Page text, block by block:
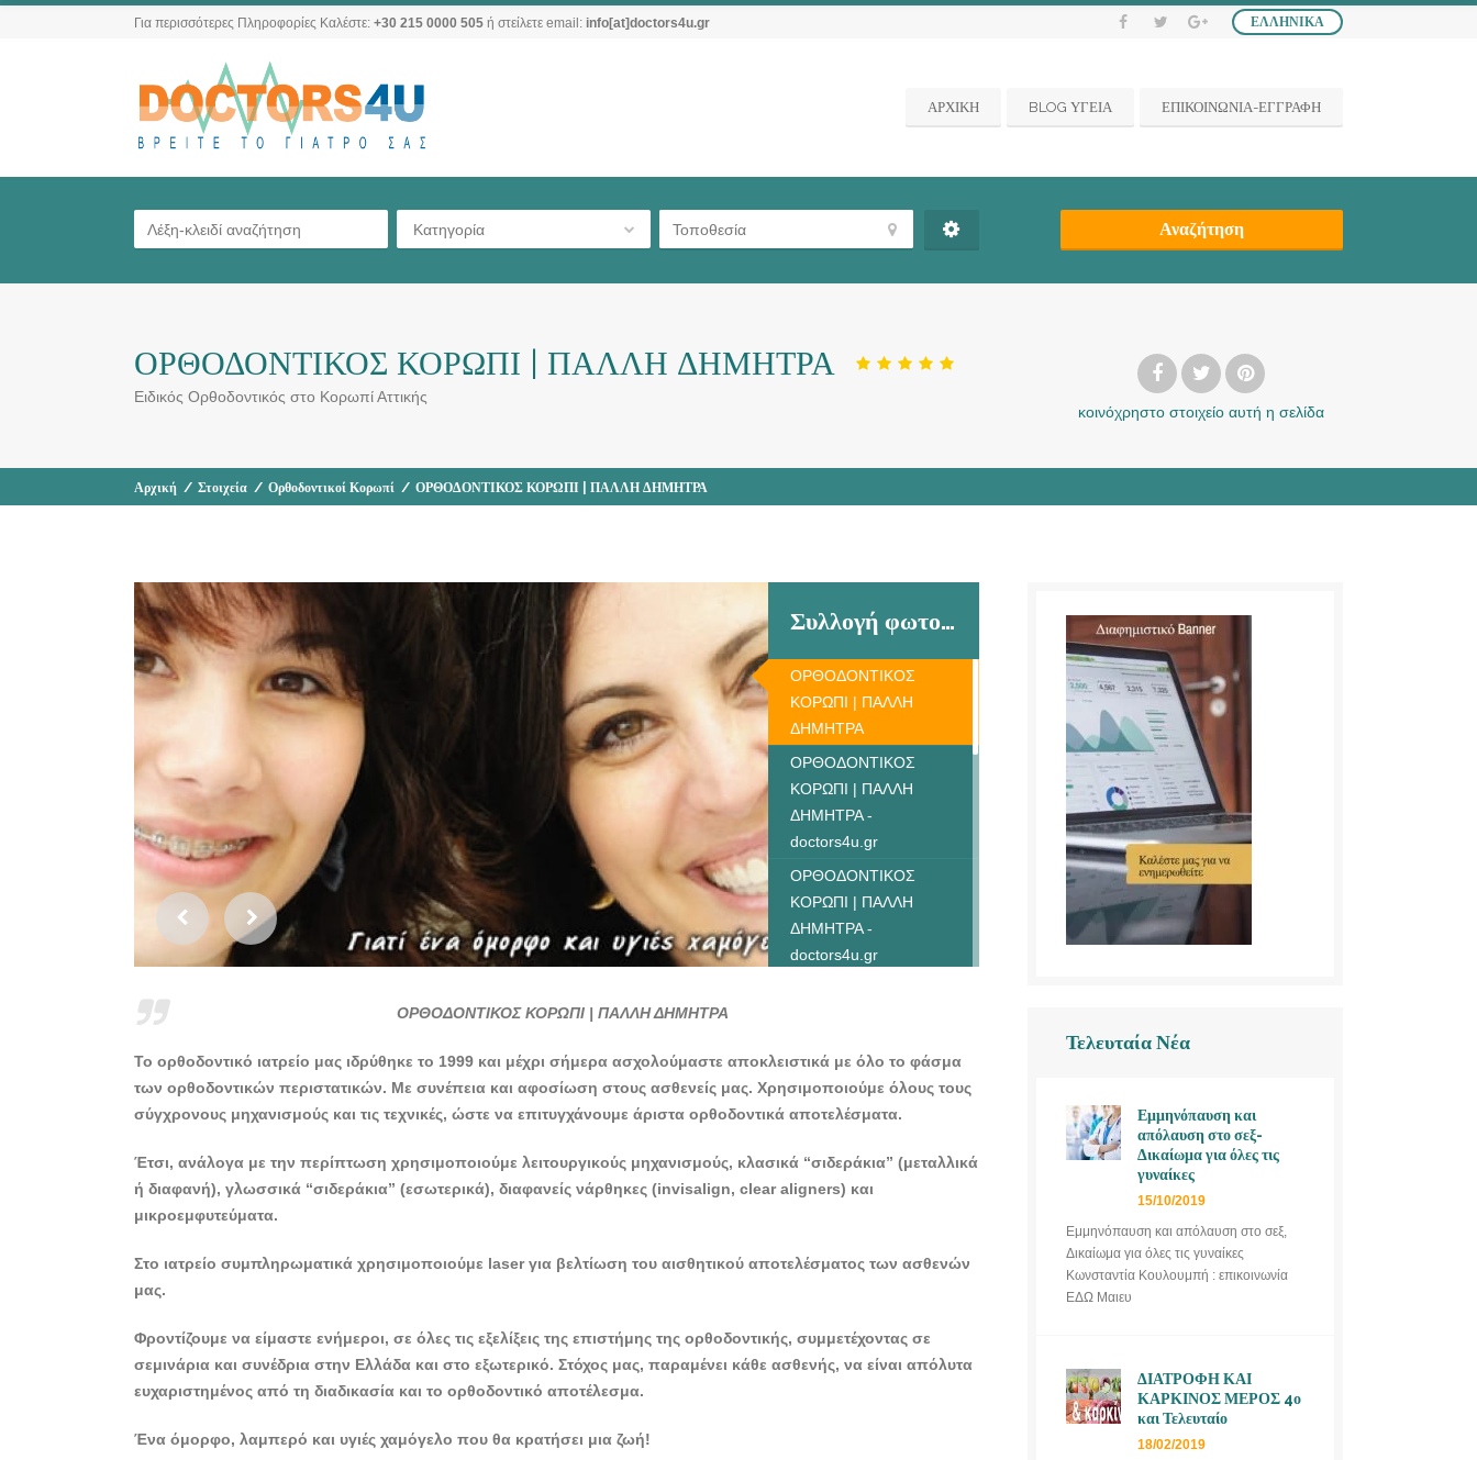
ΕΛΛΗΝΙΚΆ
Για περισσότερες Πληροφορίες Καλέστε: +30 215 0000 505 ή στείλετε email: info[at]doctors4u.gr
ΑΡΧΙΚΗ BLOG ΥΓΕΙΑ ΕΠΙΚΟΙΝΩΝΙΑ-ΕΓΓΡΑΦΗ
Κατηγορία Αναζήτηση
ΟΡΘΟΔΟΝΤΙΚΟΣ ΚΟΡΩΠΙ | ΠΑΛΛΗ ΔΗΜΗΤΡΑ
Ειδικός Ορθοδοντικός στο Κορωπί Αττικής
κοινόχρηστο στοιχείο αυτή η σελίδα
Αρχική / Στοιχεία / Ορθοδοντικοί Κορωπί / ΟΡΘΟΔΟΝΤΙΚΟΣ ΚΟΡΩΠΙ | ΠΑΛΛΗ ΔΗΜΗΤΡΑ
Συλλογή φωτογραφιών
ΟΡΘΟΔΟΝΤΙΚΟΣ
ΚΟΡΩΠΙ | ΠΑΛΛΗ
ΔΗΜΗΤΡΑ
ΟΡΘΟΔΟΝΤΙΚΟΣ
ΚΟΡΩΠΙ | ΠΑΛΛΗ
ΔΗΜΗΤΡΑ -
doctors4u.gr
ΟΡΘΟΔΟΝΤΙΚΟΣ
ΚΟΡΩΠΙ | ΠΑΛΛΗ
ΔΗΜΗΤΡΑ -
doctors4u.gr
doctors4u.gr
ΟΡΘΟΔΟΝΤΙΚΟΣ
ΚΟΡΩΠΙ | ΠΑΛΛΗ
ΔΗΜΗΤΡΑ -
doctors4u.gr
ΔΗΜΗΤΡΑ -
ΟΡΘΟΔΟΝΤΙΚΟΣ
ΚΟΡΩΠΙ | ΠΑΛΛΗ
ΟΡΘΟΔΟΝΤΙΚΟΣ ΚΟΡΩΠΙ | ΠΑΛΛΗ ΔΗΜΗΤΡΑ
Το ορθοδοντικό ιατρείο μας ιδρύθηκε το 1999 και μέχρι σήμερα ασχολούμαστε αποκλειστικά με όλο το φάσμα
των ορθοδοντικών περιστατικών. Με συνέπεια και αφοσίωση στους ασθενείς μας. Χρησιμοποιούμε όλους τους
σύγχρονους μηχανισμούς και τις τεχνικές, ώστε να επιτυγχάνουμε άριστα ορθοδοντικά αποτελέσματα.
Έτσι, ανάλογα με την περίπτωση χρησιμοποιούμε λειτουργικούς μηχανισμούς, κλασικά “σιδεράκια” (μεταλλικά
ή διαφανή), γλωσσικά “σιδεράκια” (εσωτερικά), διαφανείς νάρθηκες (invisalign, clear aligners) και
μικροεμφυτεύματα.
Στο ιατρείο συμπληρωματικά χρησιμοποιούμε laser για βελτίωση του αισθητικού αποτελέσματος των ασθενών
μας.
Φροντίζουμε να είμαστε ενήμεροι, σε όλες τις εξελίξεις της επιστήμης της ορθοδοντικής, συμμετέχοντας σε
σεμινάρια και συνέδρια στην Ελλάδα και στο εξωτερικό. Στόχος μας, παραμένει κάθε ασθενής, να είναι απόλυτα
ευχαριστημένος από τη διαδικασία και το ορθοδοντικό αποτέλεσμα.
Ένα όμορφο, λαμπερό και υγιές χαμόγελο που θα κρατήσει μια ζωή!
Τελευταία Νέα
Εμμηνόπαυση και
απόλαυση στο σεξ-
Δικαίωμα για όλες τις
γυναίκες
15/10/2019
Εμμηνόπαυση και απόλαυση στο σεξ,
Δικαίωμα για όλες τις γυναίκες
Κωνσταντία Κουλουμπή : επικοινωνία
ΕΔΩ Μαιευ
ΔΙΑΤΡΟΦΗ ΚΑΙ
ΚΑΡΚΙΝΟΣ ΜΕΡΟΣ 4ο
και Τελευταίο
18/02/2019